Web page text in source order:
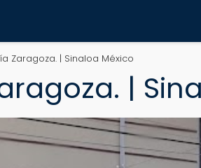
Zaragoza. | Sinaloa México
|